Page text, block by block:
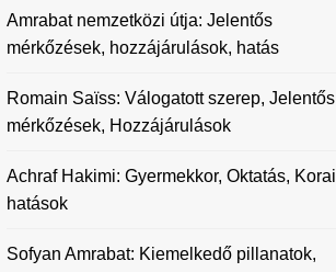
Amrabat nemzetközi útja: Jelentős
mérkőzések, hozzájárulások, hatás
Romain Saïss: Válogatott szerep, Jelentős
mérkőzések, Hozzájárulások
Achraf Hakimi: Gyermekkor, Oktatás, Korai
hatások
Sofyan Amrabat: Kiemelkedő pillanatok,